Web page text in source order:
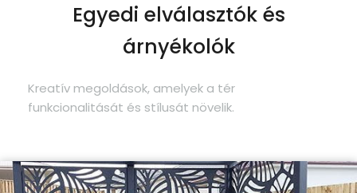
Egyedi elválasztók és
árnyékolók
Kreatív megoldások, amelyek a tér
funkcionalitását és stílusát növelik.